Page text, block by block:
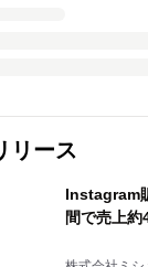
リース
Instagram
間で売上